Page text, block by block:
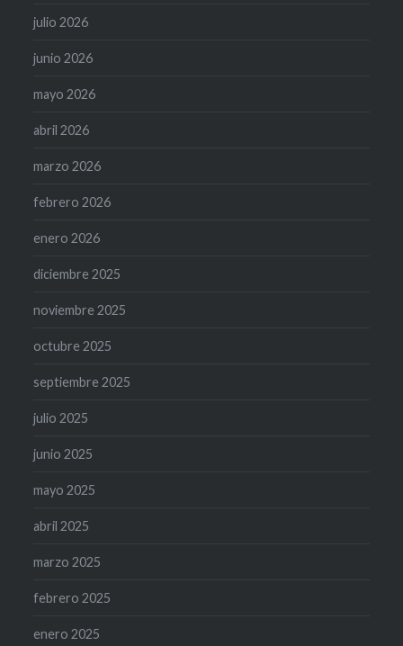
julio 2026
junio 2026
mayo 2026
abril 2026
marzo 2026
febrero 2026
enero 2026
diciembre 2025
noviembre 2025
octubre 2025
septiembre 2025
julio 2025
junio 2025
mayo 2025
abril 2025
marzo 2025
febrero 2025
enero 2025